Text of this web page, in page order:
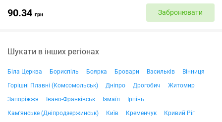
90.34 грн Забронювати
Шукати в інших регіонах
Біла Церква Бориспіль Боярка Бровари Васильків
Вінниця
Горішні Плавні (Комсомольськ)
Дніпро Дрогобич
Житомир
Запоріжжя
Івано-Франківськ Ізмаїл
Ірпінь
Кам'янське (Дніпродзержинськ)
Київ Кременчук
Кривий Ріг